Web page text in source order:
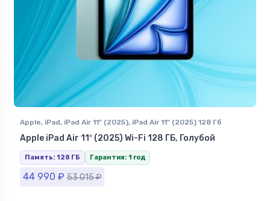
Apple, iPad, iPad Air 11" (2025), iPad Air 11" (2025) 128 Гб
Apple iPad Air 11″ (2025) Wi-Fi 128 ГБ, Голубой
Память: 128 ГБ Гарантия: 1 год
44 990 ₽ 53 015₽